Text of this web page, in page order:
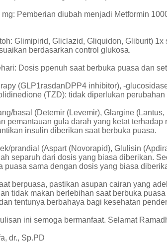
mg: Pemberian diubah menjadi Metformin
Glimipirid, Gliclazid, Gliquidon, Gliburit)
berdasarkan control glukosa.
Dosis ppenuh saat berbuka puasa dan
(GLP1rasdanDPP4 inhibitor), -
(TZD): tidak diperlukan perubahan
basal (Detemir (Levemir), Glargine
pemantauan gula darah yang ketat
insulin diberikan saat berbuka puasa.
prandial (Aspart (Novorapid), Glulisin
separuh dari dosis yang biasa diberikan.
puasa sama dengan dosis yang biasa
berpuasa, pastikan asupan cairan yang
tidak makan berlebihan saat berbuka
tentunya berbahaya bagi kesehatan
ini semoga bermanfaat. Selamat
dr., Sp.PD